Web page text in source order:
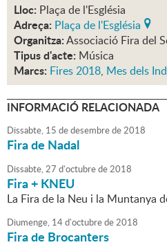
Lloc: Plaça de l'Església
Adreça: Plaça de l'Església
Organitza:Associació Fira del
Tipus d'acte: Música
Marcs: Fires 2018, Mes dels
INFORMACIÓ RELACIONADA
Dissabte, 15 dedesembrede2018
Fira de Nadal
Dissabte,27 d'octubrede2018
Fira + KNEU
La Fira de la Neu i la Muntanya
Diumenge, 14d'octubrede2018
Fira de Brocanters